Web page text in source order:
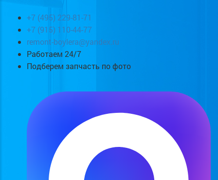
+7 (495) 229-81-71
+7 (915) 110-44-77
remont-boylera@yandex.ru
Работаем 24/7
Подберем запчасть по фото